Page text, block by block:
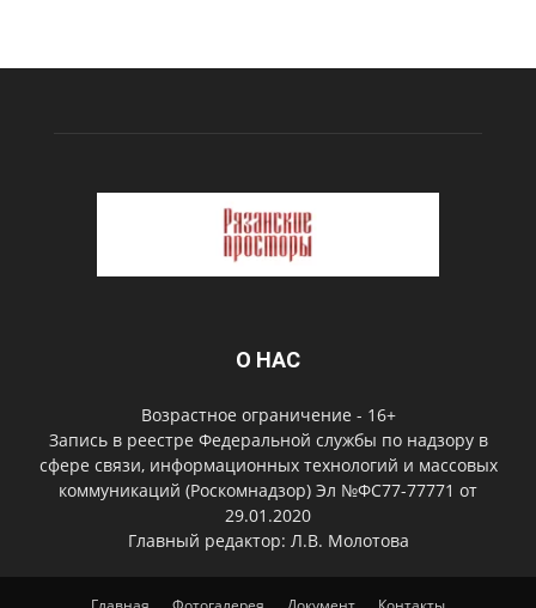
О НАС
Возрастное ограничение - 16+
Запись в реестре Федеральной службы по надзору в
сфере связи, информационных технологий и массовых
коммуникаций (Роскомнадзор) Эл №ФС77-77771 от
29.01.2020
Главный редактор: Л.В. Молотова